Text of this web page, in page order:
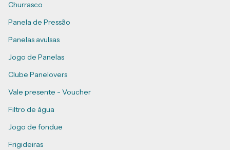
Churrasco
Panela de Pressão
Panelas avulsas
Jogo de Panelas
Clube Panelovers
Vale presente - Voucher
Filtro de água
Jogo de fondue
Frigideiras